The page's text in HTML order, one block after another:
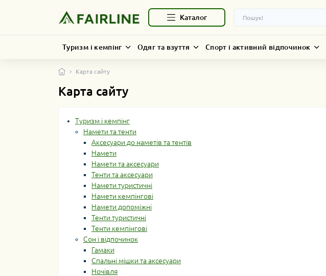
Каталог
Туризм і кемпінг Одяг та взуття Спорт і активний відпочинок
Карта сайту
Карта сайту
Туризм і кемпінг
Намети та тенти
Аксесуари до наметів та тентів
Намети
Намети та аксесуари
Тенти та аксесуари
Намети туристичні
Намети кемпінгові
Намети допоміжні
Тенти туристичні
Тенти кемпінгові
Сон і відпочинок
Гамаки
Спальні мішки та аксесуари
Ночівля